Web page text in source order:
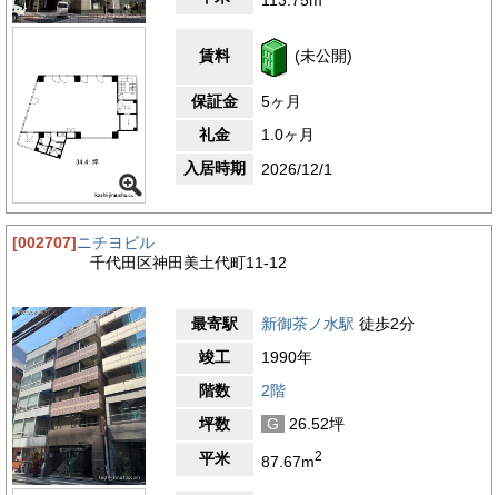
です。靖国通りに面し、視認性抜群の立地です。本郷通りと交差
する小川町交差点からほど近く、オフィスビルが立ち並ぶ賑やか
な大通り沿いです。徒歩圏内に銀行・郵便局・コンビニエンスス
トアがあります。周辺は商業ビルや飲食店も多く、新御茶ノ水、
御茶ノ水も徒歩圏なので、ランチのお店選びに困ることはない魅
力的なエリアです。
・小川町郵便局 約75ｍ（徒歩約1分）
・ファミリーマート薬ヒグチ淡路町店 約50ｍ(徒歩約1分）
・みずほ銀行神田駅前支店 約32メートル(徒歩約1分)
・三井住友銀行小川町出張所ATMコーナー約22ｍ（徒歩約1分）
・セブンイレブン神田須田町1丁目店 約170ｍ(徒歩約2分）
駅からの距離
設備
耐震性
エントランス
賃料 (未公開)
保証金
5ヶ月
礼金
1.0ヶ月
入居時期
2026/12/1
[002707]ニチヨビル
千代田区神田美土代町11-12
最寄駅 新御茶ノ水駅 徒歩2分
竣工
1990年
階数
2階
坪数
G
26.52坪
平米
87.67m2